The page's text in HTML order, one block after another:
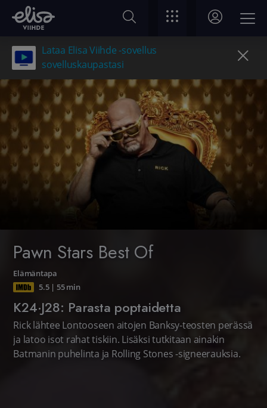
Lataa Elisa Viihde -sovellus
sovelluskaupastasi
Pawn Stars Best Of
Elämäntapa
5.5| 55 min
K24·J28: Parasta poptaidetta
Rick lähtee Lontooseen aitojen Banksy-teosten perässä
ja latoo isot rahat tiskiin. Lisäksi tutkitaan ainakin
Batmanin puhelinta ja Rolling Stones -signeerauksia.